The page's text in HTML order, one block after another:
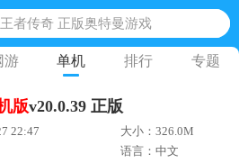
体验服国际服 地铁跑酷体验服版本
遇手游正版 点亮星空共庆周年
醒生机腾讯正版 黎明觉醒生机国际服
下载 蛋仔派对体验服
者传奇 正版奥特曼游戏
游 单机 排行 专题
版v20.0.39 正版
22:47
大小：326.0M
语言：中文